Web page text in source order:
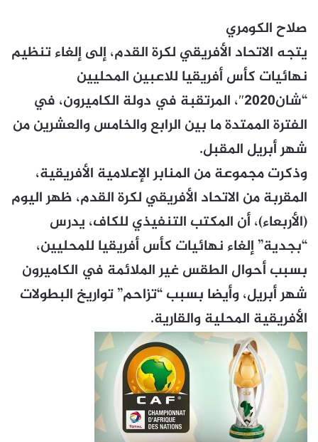
صلاح الكومري
يتجه الاتحاد الأفريقي لكرة القدم، إلى إلغاء تنظيم
نهائيات كأس أفريقيا للاعبين المحليين
“شان2020″، المرتقبة في دولة الكاميرون، في
الفترة الممتدة ما بين الرابع والخامس والعشرين من
شهر أبريل المقبل.
وذكرت مجموعة من المنابر الإعلامية الأفريقية،
المقربة من الاتحاد الأفريقي لكرة القدم، ظهر اليوم
(الأربعاء)، أن المكتب التنفيذي للكاف، يدرس
“بجدية” إلغاء نهائيات كأس أفريقيا للمحليين،
بسبب أحوال الطقس غير الملائمة في الكاميرون
شهر أبريل، وأيضا بسبب “تزاحم” تواريخ البطولات
الأفريقية المحلية والقارية.